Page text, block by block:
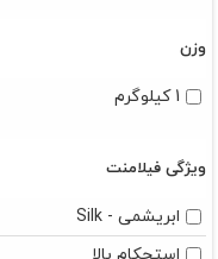
وزن
1 کیلوگرم
ویژگی فیلامنت
ابریشمی - Silk